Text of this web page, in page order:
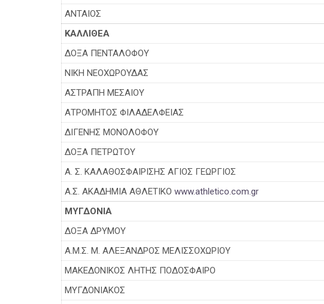
ΑΝΤΑΙΟΣ
ΚΑΛΛΙΘΕΑ
ΔΟΞΑ ΠΕΝΤΑΛΟΦΟΥ
ΝΙΚΗ ΝΕΟΧΩΡΟΥΔΑΣ
ΑΣΤΡΑΠΗ ΜΕΣΑΙΟΥ
ΑΤΡΟΜΗΤΟΣ ΦΙΛΑΔΕΛΦΕΙΑΣ
ΔΙΓΕΝΗΣ ΜΟΝΟΛΟΦΟΥ
ΔΟΞΑ ΠΕΤΡΩΤΟΥ
Α. Σ. ΚΑΛΑΘΟΣΦΑΙΡΙΣΗΣ ΑΓΙΟΣ ΓΕΩΡΓΙΟΣ
Α.Σ. ΑΚΑΔΗΜΙΑ ΑΘΛΕΤΙΚΟ www.athletico.com.gr
ΜΥΓΔΟΝΙΑ
ΔΟΞΑ ΔΡΥΜΟΥ
Α.Μ.Σ. Μ. ΑΛΕΞΑΝΔΡΟΣ ΜΕΛΙΣΣΟΧΩΡΙΟΥ
ΜΑΚΕΔΟΝΙΚΟΣ ΛΗΤΗΣ ΠΟΔΟΣΦΑΙΡΟ
ΜΥΓΔΟΝΙΑΚΟΣ